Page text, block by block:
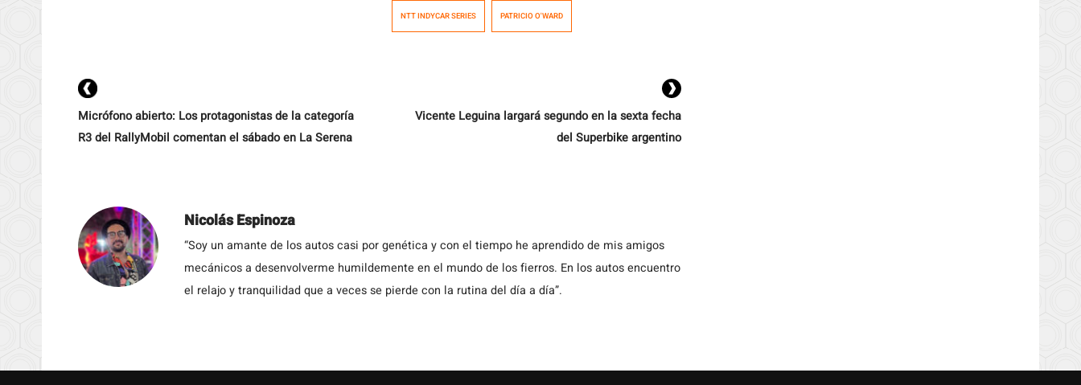
NTT INDYCAR SERIES PATRICIO O'WARD
Micrófono abierto: Los protagonistas de la categoría
R3 del RallyMobil comentan el sábado en La Serena
Vicente Leguina largará segundo en la sexta fecha
del Superbike argentino
Nicolás Espinoza
“Soy un amante de los autos casi por genética y con el tiempo he aprendido de mis amigos
mecánicos a desenvolverme humildemente en el mundo de los fierros. En los autos encuentro
el relajo y tranquilidad que a veces se pierde con la rutina del día a día”.